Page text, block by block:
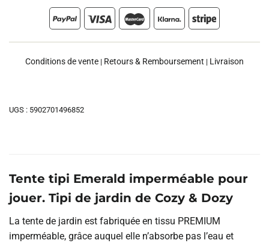
Conditions de vente | Retours & Remboursement | Livraison
UGS : 5902701496852
Tente tipi Emerald imperméable pour
jouer. Tipi de jardin de Cozy & Dozy
La tente de jardin est fabriquée en tissu PREMIUM
imperméable, grâce auquel elle n’absorbe pas l’eau et